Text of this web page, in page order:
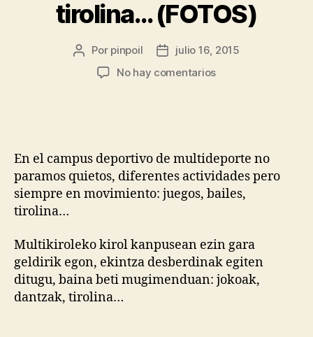
tirolina… (FOTOS)
Por pinpoil
julio 16, 2015
No hay comentarios
En el campus deportivo de multideporte no
paramos quietos, diferentes actividades pero
siempre en movimiento: juegos, bailes,
tirolina…
Multikiroleko kirol kanpusean ezin gara
geldirik egon, ekintza desberdinak egiten
ditugu, baina beti mugimenduan: jokoak,
dantzak, tirolina…